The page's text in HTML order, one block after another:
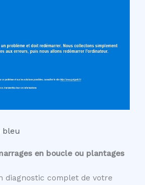
bleu
en boucle ou plantages
diagnostic complet de votre